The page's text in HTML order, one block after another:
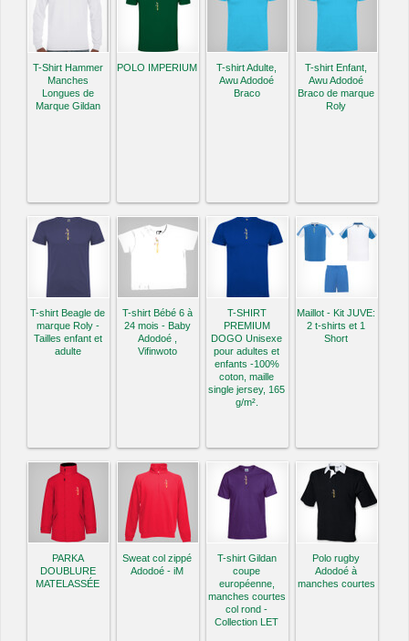
T-Shirt Hammer
Manches
Longues de
Marque Gildan
POLO IMPERIUM
T-shirt Adulte,
Awu Adodoé
Braco
T-shirt Enfant,
Awu Adodoé
Braco de marque
Roly
T-shirt Beagle de
marque Roly -
Tailles enfant et
adulte
T-shirt Bébé 6 à
24 mois - Baby
Adodoé ,
Vifinwoto
T-SHIRT
PREMIUM
DOGO Unisexe
pour adultes et
enfants -100%
coton, maille
single jersey, 165
g/m².
Maillot - Kit JUVE:
2 t-shirts et 1
Short
PARKA
DOUBLURE
MATELASSÉE
Sweat col zippé
Adodoé - iM
T-shirt Gildan
coupe
européenne,
manches courtes
col rond -
Collection LET
Polo rugby
Adodoé à
manches courtes